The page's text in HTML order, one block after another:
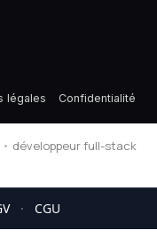
légales Confidentialité
développeur full-stack
· CGU